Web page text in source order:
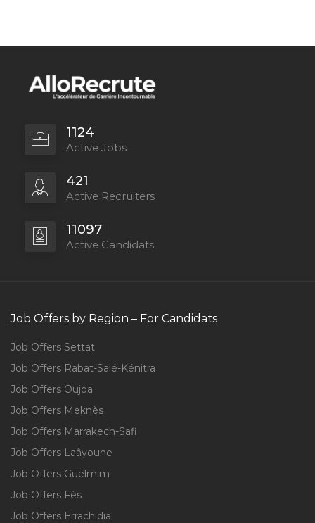
1124
Active Jobs
421
Active Recruiters
11097
Active Candidats
Job Offers by Region – For Candidats
Job Offers Settat
Job Offers Rabat-Salé-Kénitra
Job Offers Oujda
Job Offers Meknès
Job Offers Marrakech-Safi
Job Offers Laâyoune
Job Offers Guelmim
Job Offers Fès
Job Offers Errachidia